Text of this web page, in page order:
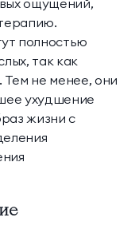
полностью
так как
не менее, они
ухудшение
жизни с